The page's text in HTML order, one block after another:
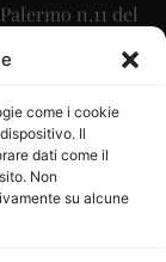
come i cookie
Il
dati come il
Non
su alcune
n.11 del